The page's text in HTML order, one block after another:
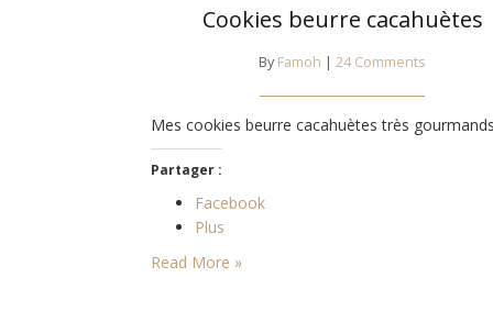
Cookies beurre cacahuètes
By Famoh | 24 Comments
Mes cookies beurre cacahuètes très
Partager :
Facebook
Plus
Read More »